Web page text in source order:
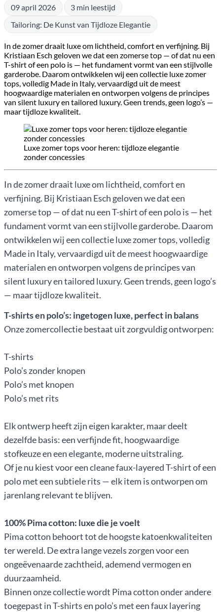
09 april 2026
3 min leestijd
Tailoring: De Kunst van Tijdloze Elegantie
In de zomer draait luxe om lichtheid, comfort en verfijning. Bij
Kristiaan Esch geloven we dat een zomerse top — of dat nu een
T-shirt of een polo is — het fundament vormt van een stijlvolle
garderobe. Daarom ontwikkelen wij een collectie luxe zomer
tops, volledig Made in Italy, vervaardigd uit de meest
hoogwaardige materialen en ontworpen volgens de principes
van silent luxury en tailored luxury. Geen trends, geen logo’s —
maar tijdloze kwaliteit.
Luxe zomer tops voor heren: tijdloze elegantie
zonder concessies
In de zomer draait luxe om lichtheid, comfort en
verfijning. Bij Kristiaan Esch geloven we dat een
zomerse top — of dat nu een T-shirt of een polo is — het
fundament vormt van een stijlvolle garderobe. Daarom
ontwikkelen wij een collectie luxe zomer tops, volledig
Made in Italy, vervaardigd uit de meest hoogwaardige
materialen en ontworpen volgens de principes van
silent luxury en tailored luxury. Geen trends, geen logo’s
— maar tijdloze kwaliteit.
T-shirts en polo’s: ingetogen luxe, perfect in balans
Onze zomercollectie bestaat uit zorgvuldig ontworpen:
T-shirts
Polo’s zonder knopen
Polo’s met knopen
Polo’s met rits
Elk ontwerp heeft zijn eigen karakter, maar deelt
dezelfde basis: een verfijnde fit, hoogwaardige
stofkeuze en een elegante, moderne uitstraling.
Of je nu kiest voor een cleane faux-layered T-shirt of een
polo met een subtiele rits — elk item is ontworpen om
jarenlang relevant te blijven.
100% Pima cotton: luxe die je voelt
Pima cotton behoort tot de hoogste katoenkwaliteiten
ter wereld. De extra lange vezels zorgen voor een
ongeëvenaarde zachtheid, ademend vermogen en
duurzaamheid.
Binnen onze collectie wordt Pima cotton onder andere
toegepast in T-shirts en polo’s met een faux layering